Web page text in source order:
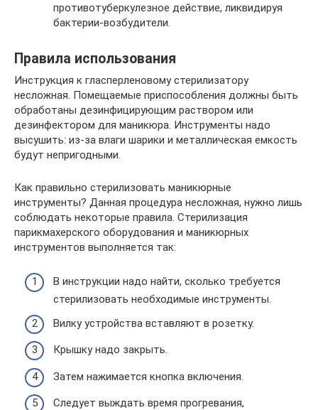
противотуберкулезное действие, ликвидируя
бактерии-возбудители.
Правила использования
Инструкция к гласперленовому стерилизатору
несложная. Помещаемые приспособления должны быть
обработаны дезинфицирующим раствором или
дезинфектором для маникюра. Инструменты надо
высушить: из-за влаги шарики и металлическая емкость
будут непригодными.
Как правильно стерилизовать маникюрные
инструменты? Данная процедура несложная, нужно лишь
соблюдать некоторые правила. Стерилизация
парикмахерского оборудования и маникюрных
инструментов выполняется так:
В инструкции надо найти, сколько требуется
стерилизовать необходимые инструменты.
Вилку устройства вставляют в розетку.
Крышку надо закрыть.
Затем нажимается кнопка включения.
Следует выждать время прогревания,